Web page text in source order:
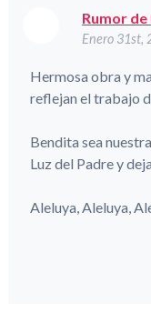
Rumor
Enero 31st,
Hermosa obra y
reflejan el trabajo
Bendita sea
Luz del Padre y
Aleluya, Aleluya,